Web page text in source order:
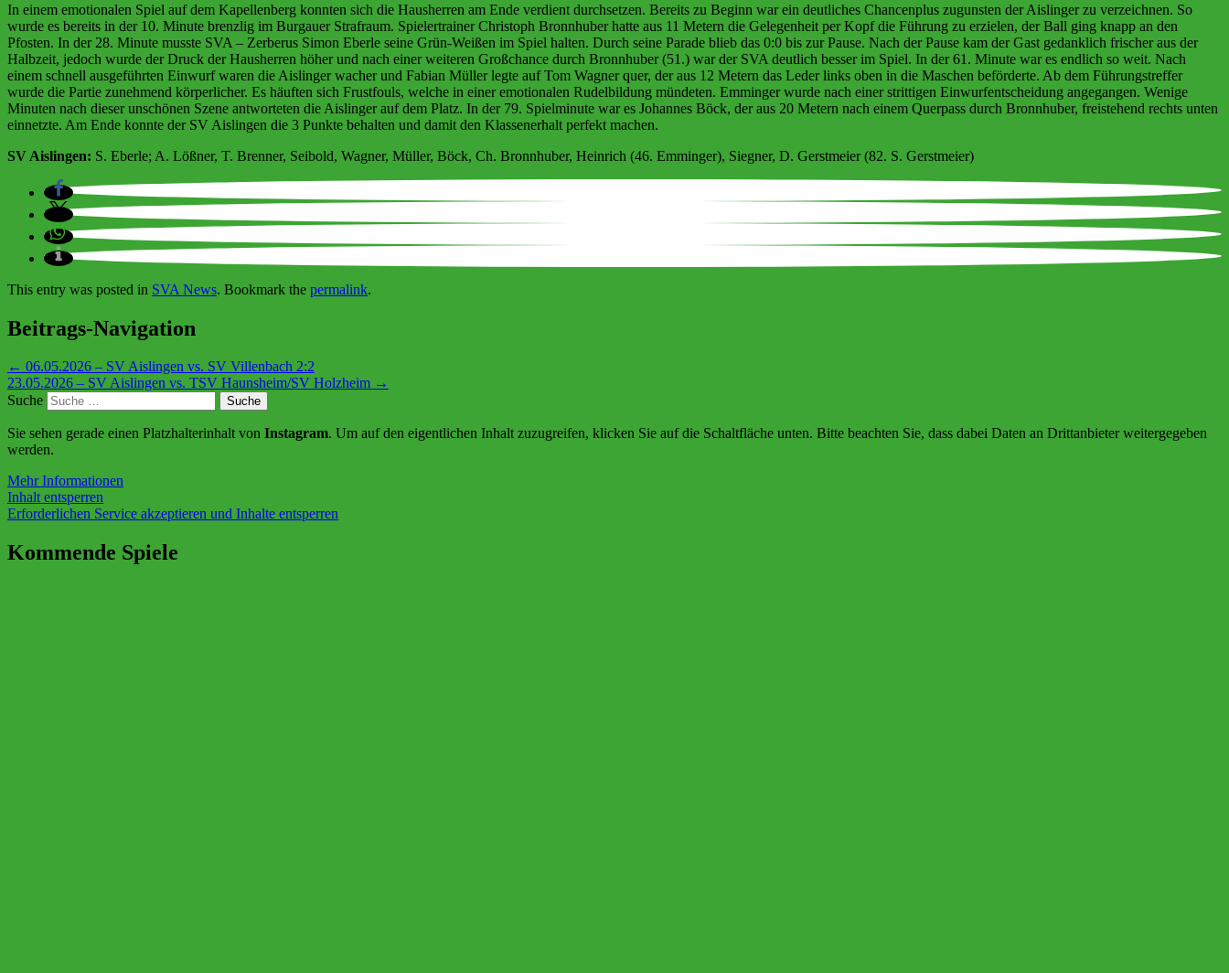
In einem emotionalen Spiel auf dem Kapellenberg konnten sich die Hausherren am Ende verdient durchsetzen. Bereits zu Beginn war ein deutliches Chancenplus zugunsten der Aislinger zu verzeichnen. So
wurde es bereits in der 10. Minute brenzlig im Burgauer Strafraum. Spielertrainer Christoph Bronnhuber hatte aus 11 Metern die Gelegenheit per Kopf die Führung zu erzielen, der Ball ging knapp an den
Pfosten. In der 28. Minute musste SVA – Zerberus Simon Eberle seine Grün-Weißen im Spiel halten. Durch seine Parade blieb das 0:0 bis zur Pause. Nach der Pause kam der Gast gedanklich frischer aus der
Halbzeit, jedoch wurde der Druck der Hausherren höher und nach einer weiteren Großchance durch Bronnhuber (51.) war der SVA deutlich besser im Spiel. In der 61. Minute war es endlich so weit. Nach
einem schnell ausgeführten Einwurf waren die Aislinger wacher und Fabian Müller legte auf Tom Wagner quer, der aus 12 Metern das Leder links oben in die Maschen beförderte. Ab dem Führungstreffer
wurde die Partie zunehmend körperlicher. Es häuften sich Frustfouls, welche in einer emotionalen Rudelbildung mündeten. Emminger wurde nach einer strittigen Einwurfentscheidung angegangen. Wenige
Minuten nach dieser unschönen Szene antworteten die Aislinger auf dem Platz. In der 79. Spielminute war es Johannes Böck, der aus 20 Metern nach einem Querpass durch Bronnhuber, freistehend rechts unten
einnetzte. Am Ende konnte der SV Aislingen die 3 Punkte behalten und damit den Klassenerhalt perfekt machen.
SV Aislingen: S. Eberle; A. Lößner, T. Brenner, Seibold, Wagner, Müller, Böck, Ch. Bronnhuber, Heinrich (46. Emminger), Siegner, D. Gerstmeier (82. S. Gerstmeier)
This entry was posted in SVA News. Bookmark the permalink.
Beitrags-Navigation
← 06.05.2026 – SV Aislingen vs. SV Villenbach 2:2
23.05.2026 – SV Aislingen vs. TSV Haunsheim/SV Holzheim →
Suche
Sie sehen gerade einen Platzhalterinhalt von Instagram. Um auf den eigentlichen Inhalt zuzugreifen, klicken Sie auf die Schaltfläche unten. Bitte beachten Sie, dass dabei Daten an Drittanbieter weitergegeben
werden.
Mehr Informationen
Inhalt entsperren
Erforderlichen Service akzeptieren und Inhalte entsperren
Kommende Spiele